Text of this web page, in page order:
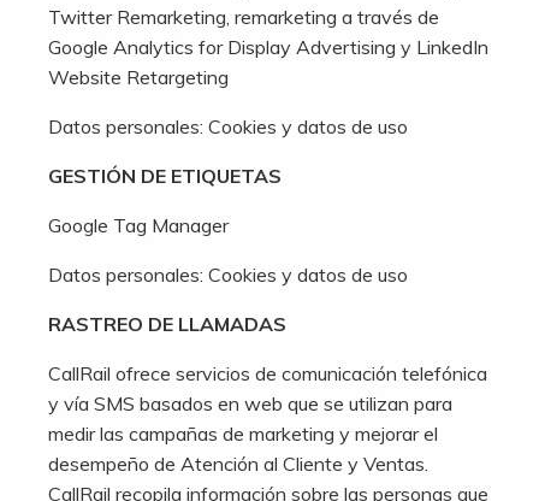
Twitter Remarketing, remarketing a través de
Google Analytics for Display Advertising y LinkedIn
Website Retargeting
Datos personales: Cookies y datos de uso
GESTIÓN DE ETIQUETAS
Google Tag Manager
Datos personales: Cookies y datos de uso
RASTREO DE LLAMADAS
CallRail ofrece servicios de comunicación telefónica
y vía SMS basados en web que se utilizan para
medir las campañas de marketing y mejorar el
desempeño de Atención al Cliente y Ventas.
CallRail recopila información sobre las personas que